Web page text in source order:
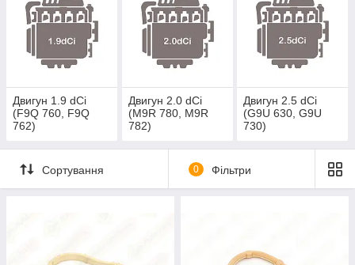
Двигун 1.9 dCi
(F9Q 760, F9Q
762)
Двигун 2.0 dCi
(M9R 780, M9R
782)
Двигун 2.5 dCi
(G9U 630, G9U
730)
Сортування 0 Фільтри